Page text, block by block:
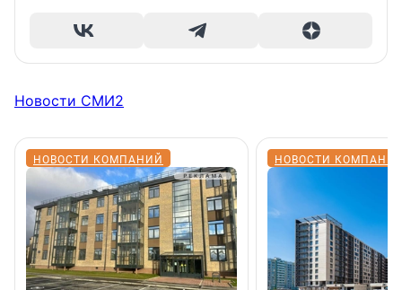
Новости СМИ2
НОВОСТИ КОМПАНИЙ НОВОСТИ